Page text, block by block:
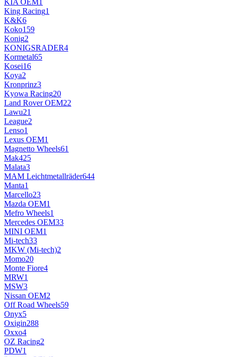
King Racing1
K&K6
Koko159
Konig2
KONIGSRADER4
Kormetal65
Kosei16
Koya2
Kronprinz3
Kyowa Racing20
Land Rover OEM22
Lawu21
League2
Lenso1
Lexus OEM1
Magnetto Wheels61
Mak425
Malata3
MAM Leichtmetallräder644
Manta1
Marcello23
Mazda OEM1
Mefro Wheels1
Mercedes OEM33
MINI OEM1
Mi-tech33
MKW (Mi-tech)2
Momo20
Monte Fiore4
MRW1
MSW3
Nissan OEM2
Off Road Wheels59
Onyx5
Oxigin288
Oxxo4
OZ Racing2
PDW1